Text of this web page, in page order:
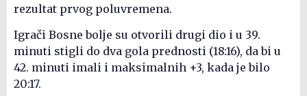
rezultat prvog poluvremena.
Igrači Bosne bolje su otvorili drugi dio i u 39.
minuti stigli do dva gola prednosti (18:16), da bi u
42. minuti imali i maksimalnih +3, kada je bilo
20:17.